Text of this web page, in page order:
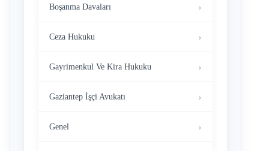
Boşanma Davaları
Ceza Hukuku
Gayrimenkul Ve Kira Hukuku
Gaziantep İşçi Avukatı
Genel